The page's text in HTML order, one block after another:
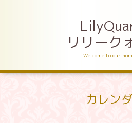
リリーク
Welcome to our
カレン